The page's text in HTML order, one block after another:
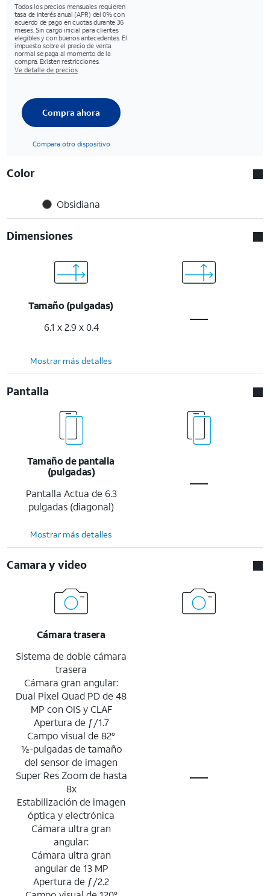
Todos los precios mensuales requieren
tasa de interés anual (APR) del 0% con
acuerdo de pago en cuotas durante 36
meses. Sin cargo inicial para clientes
elegibles y con buenos antecedentes. El
impuesto sobre el precio de venta
normal se paga al momento de la
compra. Existen restricciones.
Ve detalle de precios
Compra ahora
Compara otro dispositivo
Color
Obsidiana
Dimensiones
Tamaño (pulgadas)
6.1 x 2.9 x 0.4
Mostrar más detalles
Pantalla
Tamaño de pantalla
(pulgadas)
Pantalla Actua de 6.3
pulgadas (diagonal)
Mostrar más detalles
Camara y video
Cámara trasera
Sistema de doble cámara
trasera
Cámara gran angular:
Dual Pixel Quad PD de 48
MP con OIS y CLAF
Apertura de ƒ/1.7
Campo visual de 82°
½-pulgadas de tamaño
del sensor de imagen
Super Res Zoom de hasta
8x
Estabilización de imagen
óptica y electrónica
Cámara ultra gran
angular:
Cámara ultra gran
angular de 13 MP
Apertura de ƒ/2.2